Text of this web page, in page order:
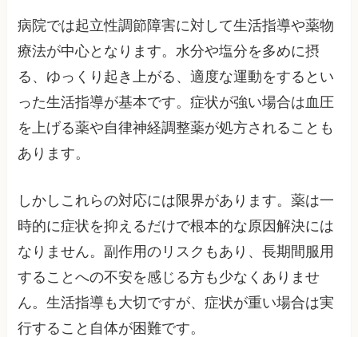
病院では起立性調節障害に対して生活指導や薬物
療法が中心となります。水分や塩分を多めに摂
る、ゆっくり起き上がる、適度な運動をするとい
った生活指導が基本です。症状が強い場合は血圧
を上げる薬や自律神経調整薬が処方されることも
あります。
しかしこれらの対応には限界があります。薬は一
時的に症状を抑えるだけで根本的な原因解決には
なりません。副作用のリスクもあり、長期間服用
することへの不安を感じる方も少なくありませ
ん。生活指導も大切ですが、症状が重い場合は実
行すること自体が困難です。